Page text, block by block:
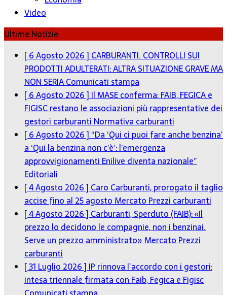
Video
Ultime Notizie
[ 6 Agosto 2026 ]CARBURANTI. CONTROLLI SUI
PRODOTTI ADULTERATI: ALTRA SITUAZIONE GRAVE MA
NON SERIAComunicati stampa
[ 6 Agosto 2026 ]Il MASE conferma: FAIB, FEGICA e
FIGISC restano le associazioni più rappresentative dei
gestori carburantiNormativa carburanti
[ 6 Agosto 2026 ]“Da ‘Qui ci puoi fare anche benzina’
a ‘Qui la benzina non c’è’: l’emergenza
approvvigionamenti Enilive diventa nazionale”
Editoriali
[ 4 Agosto 2026 ]Caro Carburanti, prorogato il taglio
accise fino al 25 agostoMercato Prezzi carburanti
[ 4 Agosto 2026 ]Carburanti, Sperduto (FAIB): «Il
prezzo lo decidono le compagnie, non i benzinai.
Serve un prezzo amministrato»Mercato Prezzi
carburanti
[ 31 Luglio 2026 ]IP rinnova l’accordo con i gestori:
intesa triennale firmata con Faib, Fegica e Figisc